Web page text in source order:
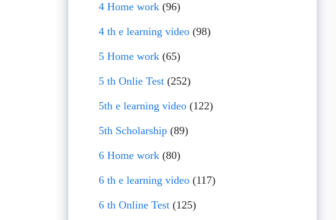
4 Home work(96)
4 th e learning video(98)
5 Home work(65)
5 th Onlie Test(252)
5th e learning video(122)
5th Scholarship(89)
6 Home work(80)
6 th e learning video(117)
6 th Online Test(125)